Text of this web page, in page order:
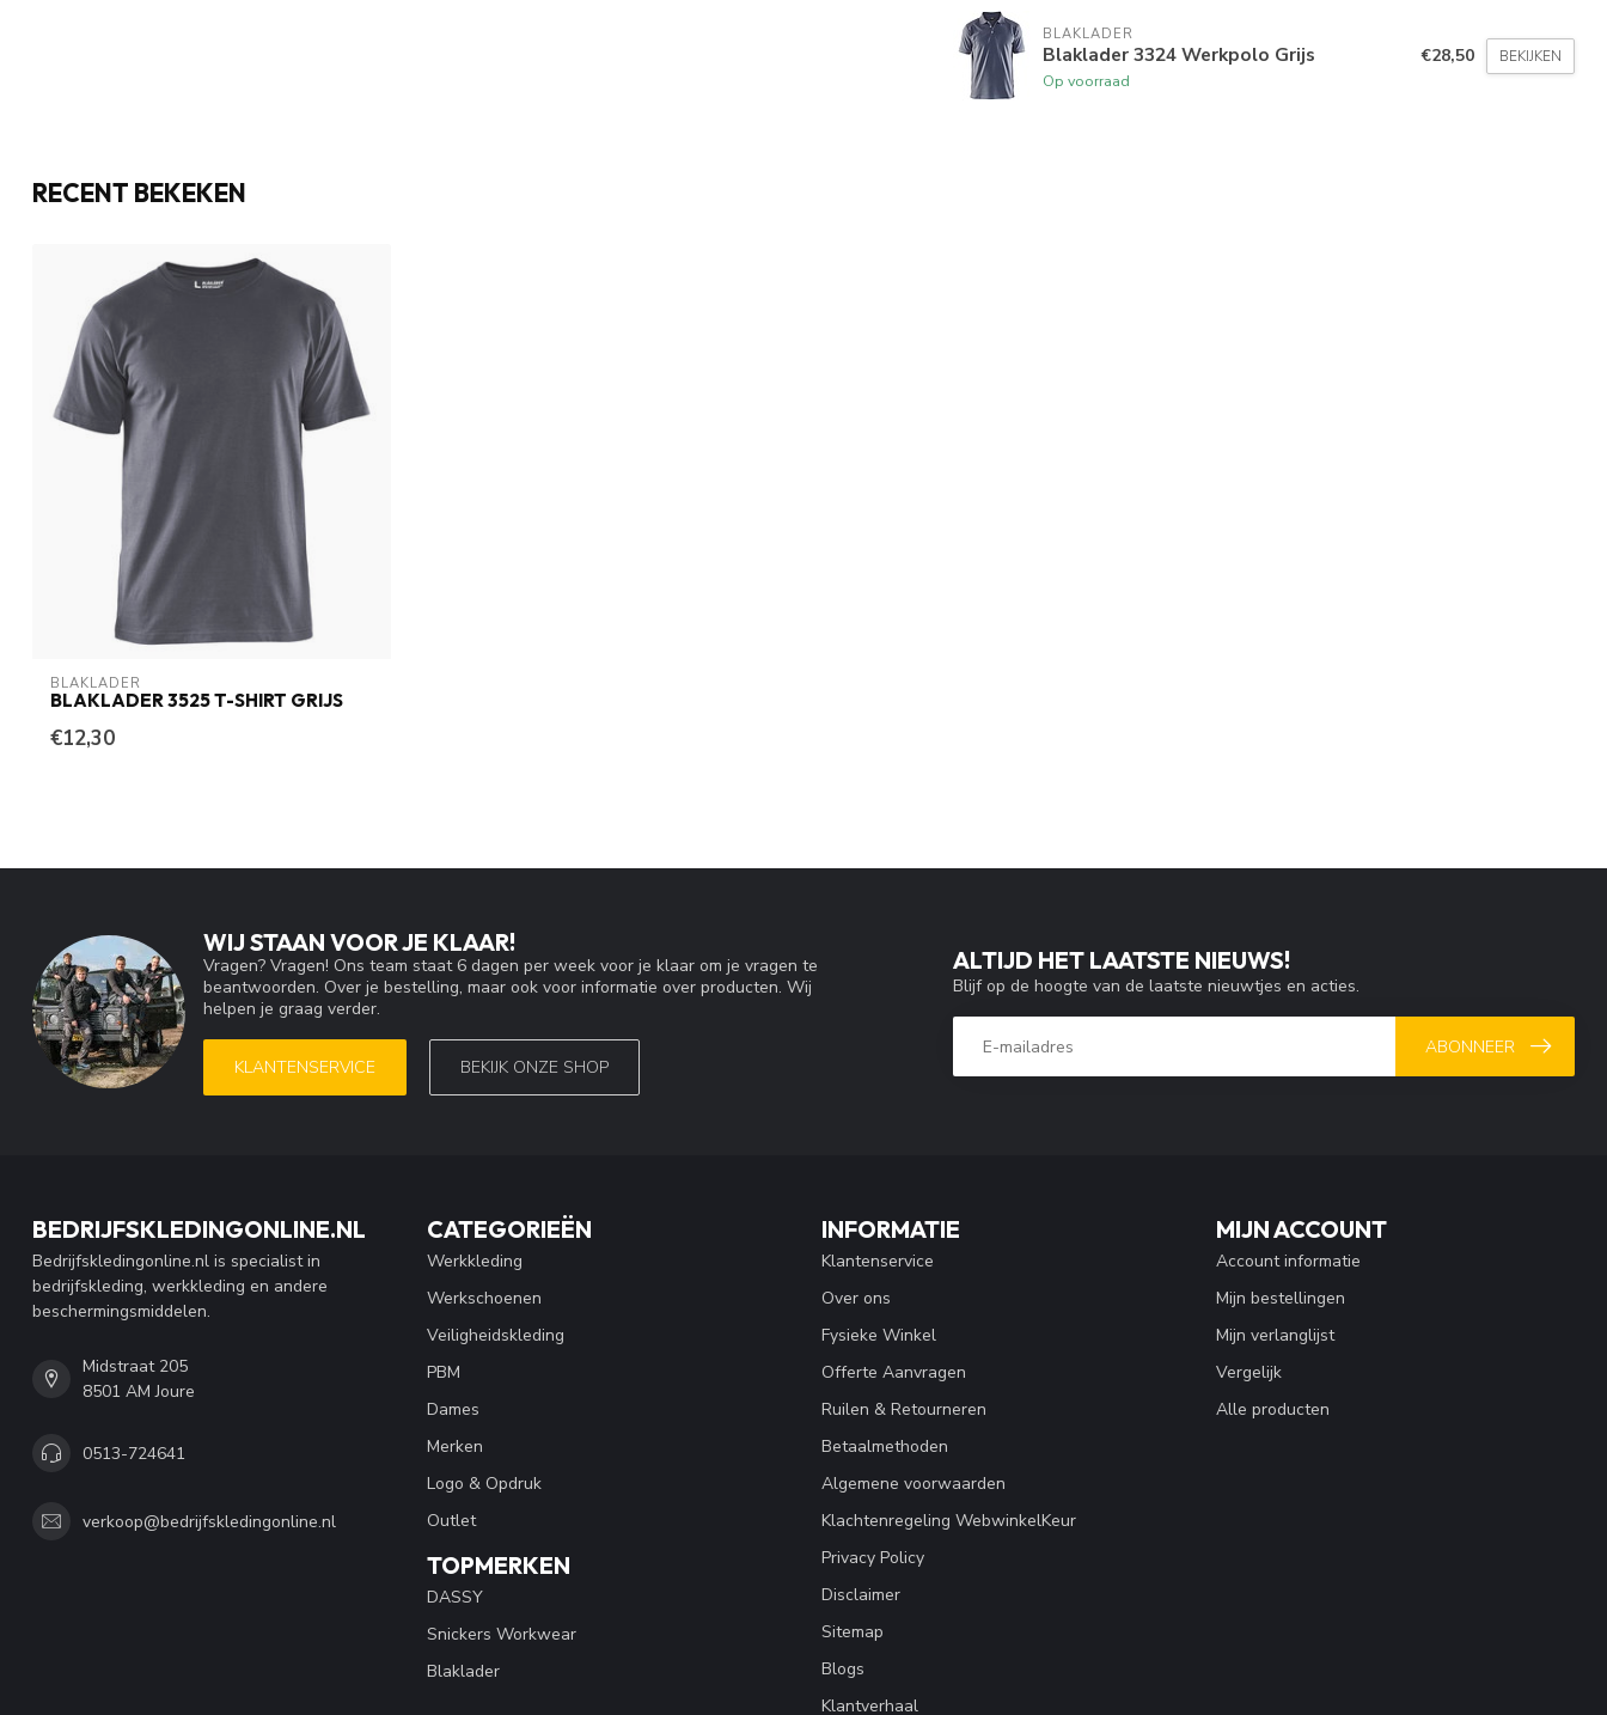
BLAKLADER
Blaklader 3324 Werkpolo Grijs
Op voorraad
€28,50 BEKIJKEN
RECENT BEKEKEN
BLAKLADER
BLAKLADER 3525 T-SHIRT GRIJS
€12,30
WIJ STAAN VOOR JE KLAAR!
Vragen? Vragen! Ons team staat 6 dagen per week voor je klaar om je vragen te
beantwoorden. Over je bestelling, maar ook voor informatie over producten. Wij
helpen je graag verder.
KLANTENSERVICE BEKIJK ONZE SHOP
ALTIJD HET LAATSTE NIEUWS!
Blijf op de hoogte van de laatste nieuwtjes en acties.
ABONNEER
BEDRIJFSKLEDINGONLINE.NL
Bedrijfskledingonline.nl is specialist in
bedrijfskleding, werkkleding en andere
beschermingsmiddelen.
Midstraat 205
8501 AM Joure
0513-724641
verkoop@bedrijfskledingonline.nl
CATEGORIEËN
Werkkleding
Werkschoenen
Veiligheidskleding
PBM
Dames
Merken
Logo & Opdruk
Outlet
TOPMERKEN
DASSY
Snickers Workwear
Blaklader
INFORMATIE
Klantenservice
Over ons
Fysieke Winkel
Offerte Aanvragen
Ruilen & Retourneren
Betaalmethoden
Algemene voorwaarden
Klachtenregeling WebwinkelKeur
Privacy Policy
Disclaimer
Sitemap
Blogs
Klantverhaal
MIJN ACCOUNT
Account informatie
Mijn bestellingen
Mijn verlanglijst
Vergelijk
Alle producten